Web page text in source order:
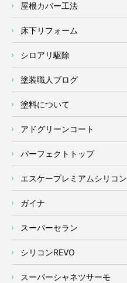
屋根カバー工法
床下リフォーム
シロアリ駆除
塗装職人ブログ
塗料について
アドグリーンコート
パーフェクトトップ
エスケープレミアムシリコン
ガイナ
スーパーセラン
シリコンREVO
スーパーシャネツサーモ